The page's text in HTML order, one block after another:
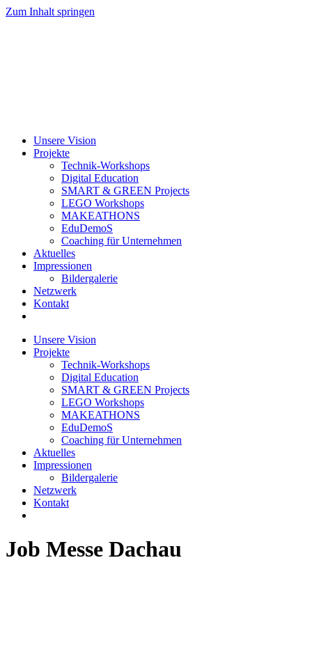
Zum Inhalt springen
Unsere Vision
Projekte
Technik-Workshops
Digital Education
SMART & GREEN Projects
LEGO Workshops
MAKEATHONS
EduDemoS
Coaching für Unternehmen
Aktuelles
Impressionen
Bildergalerie
Netzwerk
Kontakt
Unsere Vision
Projekte
Technik-Workshops
Digital Education
SMART & GREEN Projects
LEGO Workshops
MAKEATHONS
EduDemoS
Coaching für Unternehmen
Aktuelles
Impressionen
Bildergalerie
Netzwerk
Kontakt
Job Messe Dachau